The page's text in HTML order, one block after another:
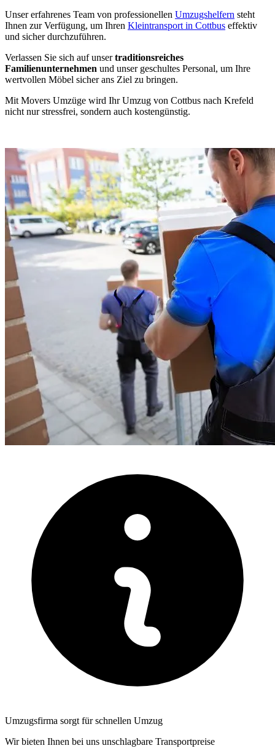
Unser erfahrenes Team von professionellen Umzugshelfern steht
Ihnen zur Verfügung, um Ihren Kleintransport in Cottbus effektiv
und sicher durchzuführen.
Verlassen Sie sich auf unsertraditionsreiches
Familienunternehmen und unser geschultes Personal, um Ihre
wertvollen Möbel sicher ans Ziel zu bringen.
Mit Movers Umzüge wird Ihr Umzug von Cottbus nach Krefeld
nicht nur stressfrei, sondern auch kostengünstig.
Umzugsfirma sorgt für schnellen Umzug
Wir bieten Ihnen bei uns unschlagbare Transportpreise